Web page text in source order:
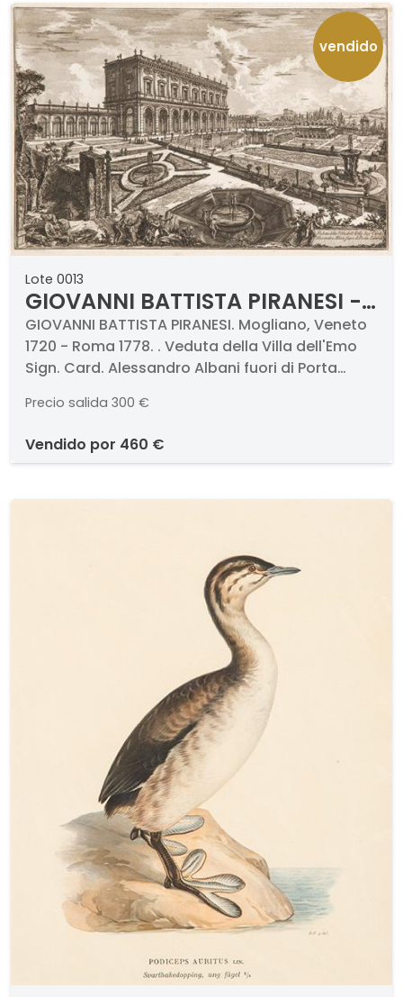
vendido
Lote 0013
GIOVANNI BATTISTA PIRANESI -
Veduta della Villa dell'Emo
Sign. Card. Alessandro Albani
fuori di Porta Salaria
GIOVANNI BATTISTA PIRANESI. Mogliano, Veneto
1720 - Roma 1778. . Veduta della Villa dell'Emo
Sign. Card. Alessandro Albani fuori di Porta
titulado. Medidas 444 x 703 mm plancha
Precio salida 300 €
vendido por 460 €